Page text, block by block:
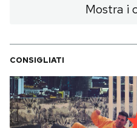
Mostra i
CONSIGLIATI